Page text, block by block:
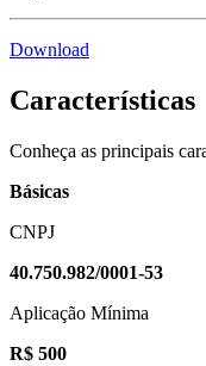
Download
Características
Conheça as principais
Básicas
CNPJ
40.750.982/0001-53
Aplicação Mínima
R$ 500